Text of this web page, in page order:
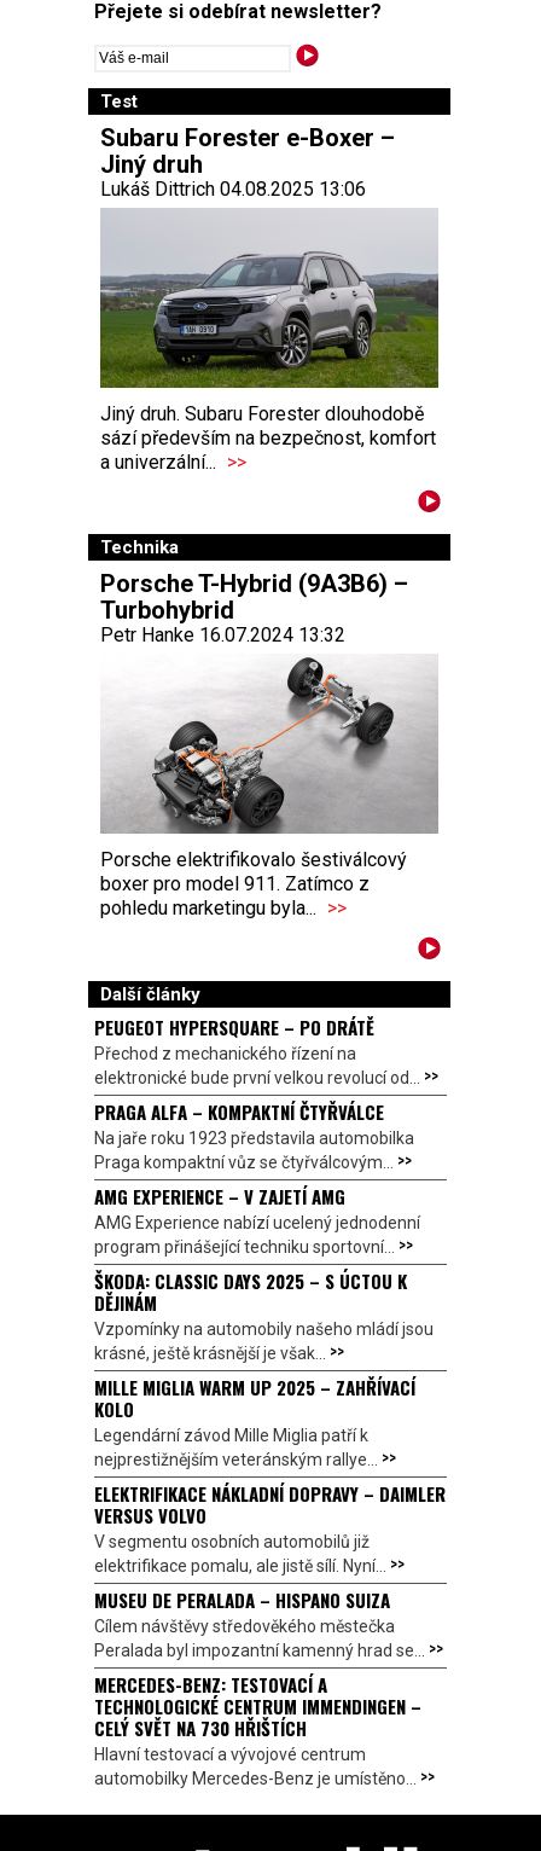
Přejete si odebírat newsletter?
Test
Subaru Forester e-Boxer –
Jiný druh
Lukáš Dittrich 04.08.2025 13:06
Jiný druh. Subaru Forester dlouhodobě
sází především na bezpečnost, komfort
a univerzální... >>
Technika
Porsche T-Hybrid (9A3B6) –
Turbohybrid
Petr Hanke 16.07.2024 13:32
Porsche elektrifikovalo šestiválcový
boxer pro model 911. Zatímco z
pohledu marketingu byla... >>
Další články
PEUGEOT HYPERSQUARE – PO DRÁTĚ
Přechod z mechanického řízení na
elektronické bude první velkou revolucí od... >>
PRAGA ALFA – KOMPAKTNÍ ČTYŘVÁLCE
Na jaře roku 1923 představila automobilka
Praga kompaktní vůz se čtyřválcovým... >>
AMG EXPERIENCE – V ZAJETÍ AMG
AMG Experience nabízí ucelený jednodenní
program přinášející techniku sportovní... >>
ŠKODA: CLASSIC DAYS 2025 – S ÚCTOU K
DĚJINÁM
Vzpomínky na automobily našeho mládí jsou
krásné, ještě krásnější je však... >>
MILLE MIGLIA WARM UP 2025 – ZAHŘÍVACÍ
KOLO
Legendární závod Mille Miglia patří k
nejprestižnějším veteránským rallye... >>
ELEKTRIFIKACE NÁKLADNÍ DOPRAVY – DAIMLER
VERSUS VOLVO
V segmentu osobních automobilů již
elektrifikace pomalu, ale jistě sílí. Nyní... >>
MUSEU DE PERALADA – HISPANO SUIZA
Cílem návštěvy středověkého městečka
Peralada byl impozantní kamenný hrad se... >>
MERCEDES-BENZ: TESTOVACÍ A
TECHNOLOGICKÉ CENTRUM IMMENDINGEN –
CELÝ SVĚT NA 730 HŘIŠTÍCH
Hlavní testovací a vývojové centrum
automobilky Mercedes-Benz je umístěno... >>